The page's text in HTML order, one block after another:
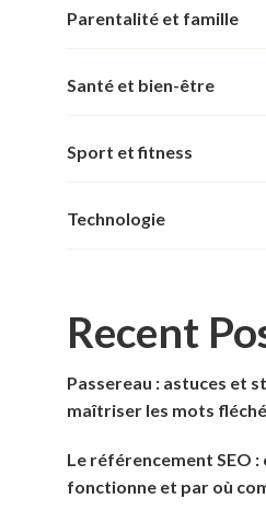
Parentalité et famille
Santé et bien-être
Sport et fitness
Technologie
Recent
Passereau : astuces et
maîtriser les mots
Le référencement SEO :
fonctionne et par où